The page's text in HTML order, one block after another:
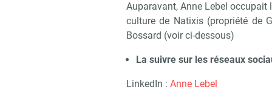
Auparavant, Anne Lebel
culture de Natixis (propriété de
Bossard (voir ci-dessous)
La suivre sur les réseaux
LinkedIn : Anne Lebel